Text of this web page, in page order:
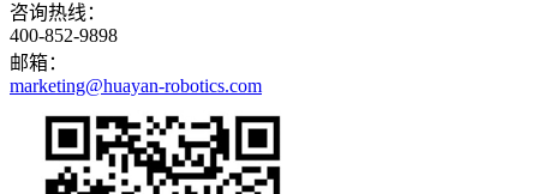
咨询热线：
400-852-9898
邮箱：
marketing@huayan-robotics.com